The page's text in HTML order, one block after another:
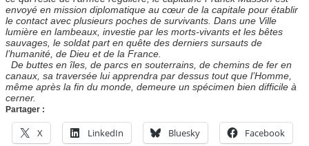
envoyé en mission diplomatique au cœur de la capitale pour établir
le contact avec plusieurs poches de survivants. Dans une Ville
lumière en lambeaux, investie par les morts-vivants et les bêtes
sauvages, le soldat part en quête des derniers sursauts de
l’humanité, de Dieu et de la France.
De buttes en îles, de parcs en souterrains, de chemins de fer en
canaux, sa traversée lui apprendra par dessus tout que l’Homme,
même après la fin du monde, demeure un spécimen bien difficile à
cerner.
Partager :
X LinkedIn Bluesky Facebook